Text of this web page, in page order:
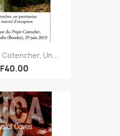
Cotencher, Un...